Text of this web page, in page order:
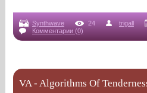
Synthwave 24 trigall
Комментарии (0)
VA - Algorithms Of